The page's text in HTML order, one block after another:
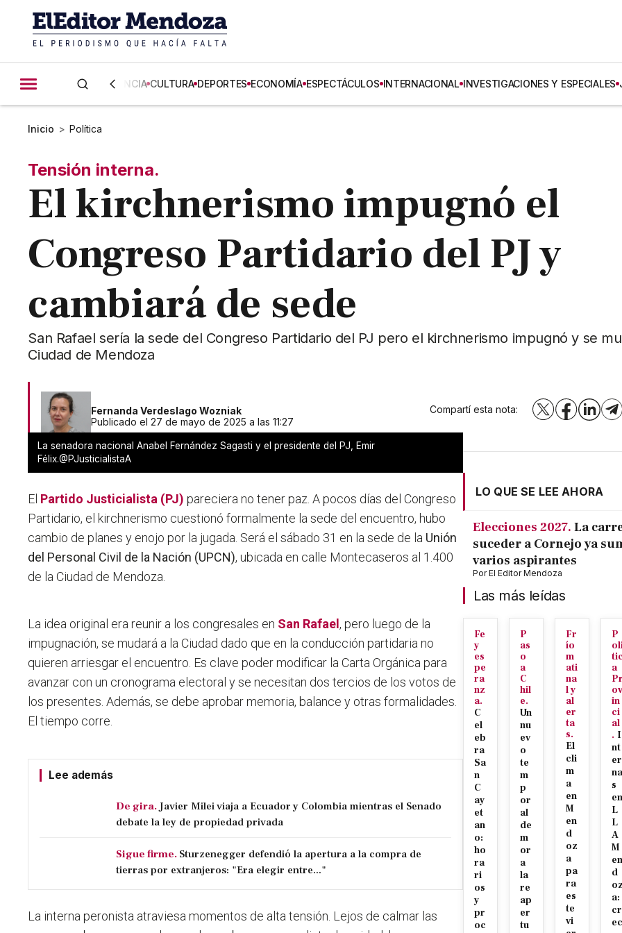
CIENCIA CULTURA DEPORTES ECONOMÍA ESPECTÁCULOS INTERNACIONAL INVESTIGACIONES Y ESPECIALES
Inicio > Política
Tensión interna.
El kirchnerismo impugnó el
Congreso Partidario del PJ y
cambiará de sede
San Rafael sería la sede del Congreso Partidario del PJ pero el kirchnerismo impugnó y se
Ciudad de Mendoza
Fernanda Verdeslago Wozniak
Publicado el 27 de mayo de 2025 a las 11:27
Compartí esta nota: X Facebook
La senadora nacional Anabel Fernández Sagasti y el presidente del PJ, Emir
Félix.@PJusticialistaA
El Partido Justicialista (PJ) pareciera no tener paz. A pocos días del Congreso
Partidario, el kirchnerismo cuestionó formalmente la sede del encuentro, hubo
cambio de planes y enojo por la jugada. Será el sábado 31 en la sede de la Unión
del Personal Civil de la Nación (UPCN), ubicada en calle Montecaseros al 1.400
de la Ciudad de Mendoza.
La idea original era reunir a los congresales en San Rafael, pero luego de la
impugnación, se mudará a la Ciudad dado que en la conducción partidaria no
quieren arriesgar el encuentro. Es clave poder modificar la Carta Orgánica para
avanzar con un cronograma electoraly se necesitan dos tercios de los votos de
los presentes. Además, se debe aprobar memoria, balance y otras formalidades.
El tiempo corre.
Lee además
De gira.Javier Milei viaja a Ecuador y Colombia mientras el Senado
debate la ley de propiedad privada
Sigue firme. Sturzenegger defendió la apertura a la compra de
tierras por extranjeros: "Era elegir entre..."
La interna peronista atraviesa momentos de alta tensión. Lejos de calmar las
LO QUE SE LEE AHORA
Elecciones 2027. La
suceder a Cornejo ya
varios aspirantes
PorEl Editor Mendoza
Las más leídas
Fe
y
es
pe
ra
nz
a.
C
el
eb
ra
Sa
n
C
ay
et
an
o:
ho
ra
ri
os
y
pr
oc
P
as
o
a
C
hil
e.
Un
nu
ev
o
te
m
p
or
al
de
m
or
a
la
re
ap
er
tu
Fr
ío
m
ati
na
l y
al
er
ta
s.
El
cli
m
a
en
M
en
d
oz
a
pa
ra
es
te
vi
P
a
ov
in
ci
al
. I
nt
er
na
s
en
L
L
A
M
en
d
a:
cr
ec